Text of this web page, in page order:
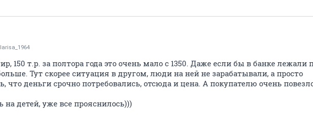
larisa_1964
150 т.р. за полтора года это очень мало с 1350. Даже если бы в банке лежали
Тут скорее ситуация в другом, люди на ней не зарабатывали, а просто
что деньги срочно потребовались, отсюда и цена. А покупателю очень
на детей, уже все прояснилось)))